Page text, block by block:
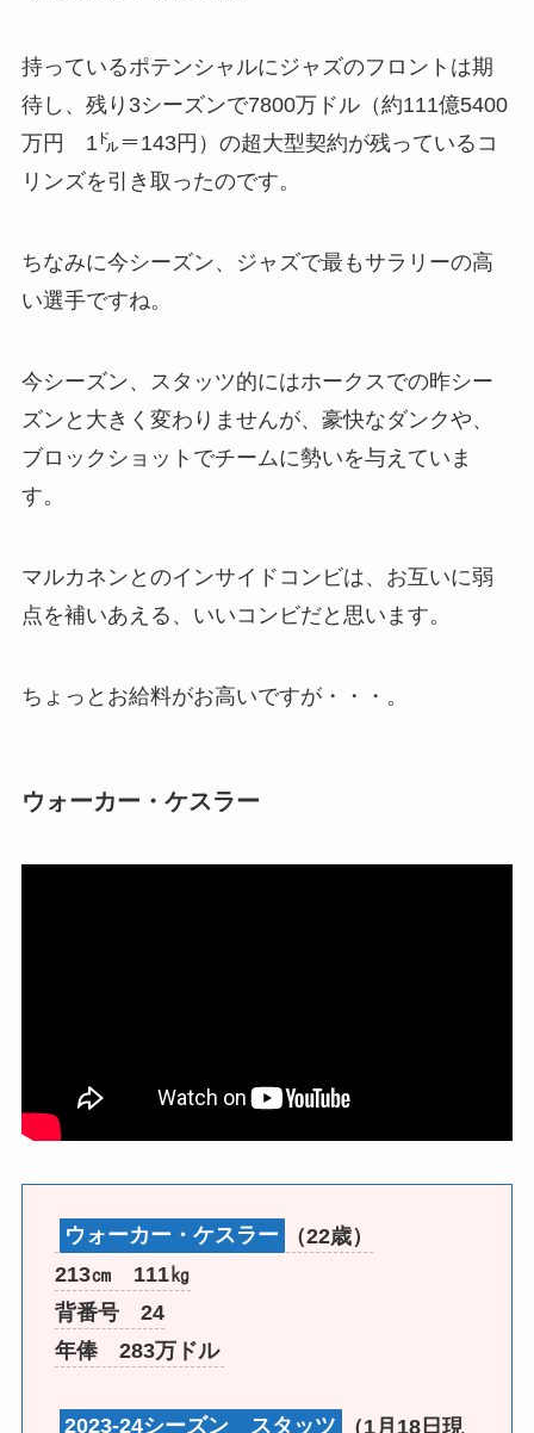
持っているポテンシャルにジャズのフロントは期
待し、残り3シーズンで7800万ドル（約111億5400
万円 1㌦＝143円）の超大型契約が残っているコ
リンズを引き取ったのです。
ちなみに今シーズン、ジャズで最もサラリーの高
い選手ですね。
今シーズン、スタッツ的にはホークスでの昨シー
ズンと大きく変わりませんが、豪快なダンクや、
ブロックショットでチームに勢いを与えていま
す。
マルカネンとのインサイドコンビは、お互いに弱
点を補いあえる、いいコンビだと思います。
ちょっとお給料がお高いですが・・・。
ウォーカー・ケスラー
ウォーカー・ケスラー
（22歳）
213㎝ 111㎏
背番号 24
年俸 283万ドル
2023-24シーズン スタッツ （1月18日現